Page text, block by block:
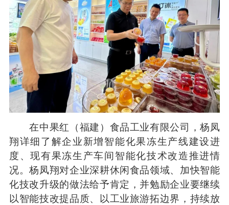
在中果红（福建）食品工业有限公司，杨凤
翔详细了解企业新增智能化果冻生产线建设进
度、现有果冻生产车间智能化技术改造推进情
况。杨凤翔对企业深耕休闲食品领域、加快智能
化技改升级的做法给予肯定，并勉励企业要继续
以智能技改提品质、以工业旅游拓边界，持续放